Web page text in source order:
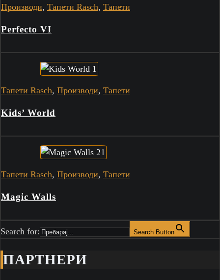
Производи, Тапети Rasch, Тапети
Perfecto VI
Тапети Rasch, Производи, Тапети
Kids’ World
Тапети Rasch, Производи, Тапети
Magic Walls
Search for: Search Button
ПАРТНЕРИ